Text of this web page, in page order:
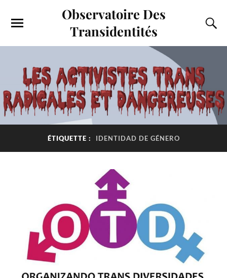
Observatoire Des
Transidentités
ÉTIQUETTE : IDENTIDAD DE GÉNERO